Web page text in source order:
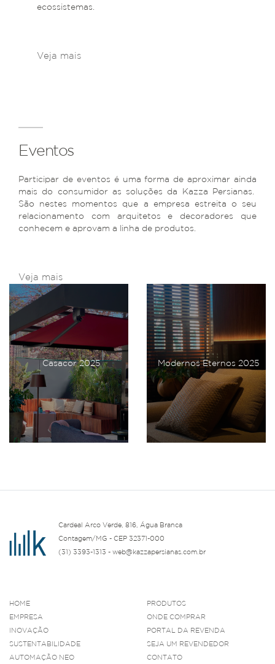
ecossistemas.
Veja mais
Eventos
Participar de eventos é uma forma de aproximar ainda
mais do consumidor as soluções da Kazza Persianas.
São nestes momentos que a empresa estreita o seu
relacionamento com arquitetos e decoradores que
conhecem e aprovam a linha de produtos.
Veja mais
Casacor 2025 Modernos Eternos 2025
Cardeal Arco Verde, 816, Água Branca
Contagem/MG - CEP 32371-000
(31) 3393-1313 - web@kazzapersianas.com.br
HOME
EMPRESA
INOVAÇÃO
SUSTENTABILIDADE
AUTOMAÇÃO NEO
PRODUTOS
ONDE COMPRAR
PORTAL DA REVENDA
SEJA UM REVENDEDOR
CONTATO